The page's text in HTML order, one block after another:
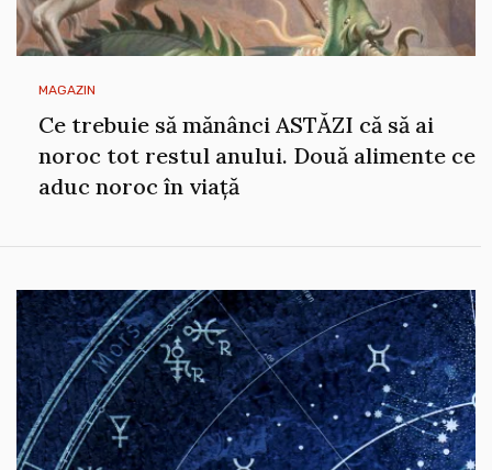
MAGAZIN
Ce trebuie să mănânci ASTĂZI că să ai
noroc tot restul anului. Două alimente ce
aduc noroc în viață